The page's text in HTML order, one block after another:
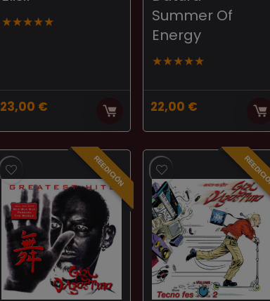
★★★★★
23,00 €
Summer Of
Energy
★★★★★
22,00 €
REEDICIÓN